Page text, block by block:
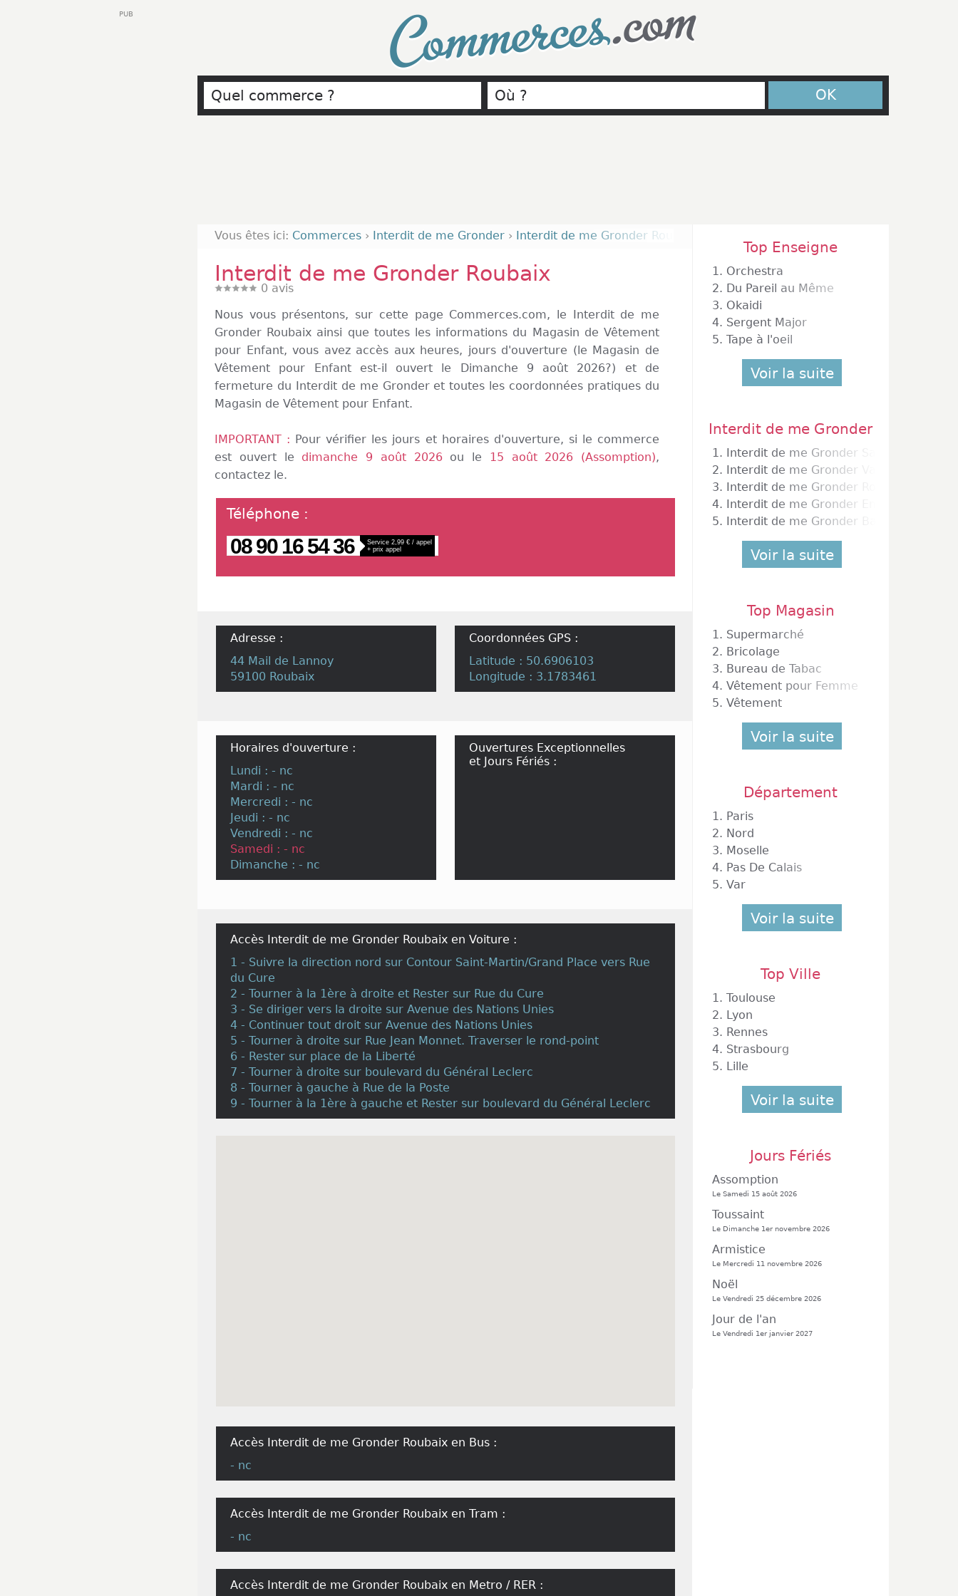
Commerces.com
OK
Vous êtes ici: Commerces › Interdit de me Gronder › Interdit de me Gronder Roubaix
Interdit de me Gronder Roubaix
0 avis
Nous vous présentons, sur cette page Commerces.com, le Interdit de me
Gronder Roubaix ainsi que toutes les informations du Magasin de Vêtement
pour Enfant, vous avez accès aux heures, jours d'ouverture (le Magasin de
Vêtement pour Enfant est-il ouvert le Dimanche 9 août 2026?) et de
fermeture du Interdit de me Gronder et toutes les coordonnées pratiques du
Magasin de Vêtement pour Enfant.
IMPORTANT : Pour vérifier les jours et horaires d'ouverture, si le commerce
est ouvert le dimanche 9 août 2026ou le 15 août 2026 (Assomption),
contactez le.
Téléphone :
08 90 16 54 36
Service 2,99 € / appel
+ prix appel
Adresse :
44 Mail de Lannoy
59100 Roubaix
Coordonnées GPS :
Latitude : 50.6906103
Longitude : 3.1783461
Horaires d'ouverture :
Lundi : - nc
Mardi : - nc
Mercredi : - nc
Jeudi : - nc
Vendredi : - nc
Samedi : - nc
Dimanche : - nc
Ouvertures Exceptionnelles
et Jours Fériés :
Accès Interdit de me Gronder Roubaix en Voiture :
1 - Suivre la direction nord sur Contour Saint-Martin/Grand Place vers Rue
du Cure
2 - Tourner à la 1ère à droite et Rester sur Rue du Cure
3 - Se diriger vers la droite sur Avenue des Nations Unies
4 - Continuer tout droit sur Avenue des Nations Unies
5 - Tourner à droite sur Rue Jean Monnet. Traverser le rond-point
6 - Rester sur place de la Liberté
7 - Tourner à droite sur boulevard du Général Leclerc
8 - Tourner à gauche à Rue de la Poste
9 - Tourner à la 1ère à gauche et Rester sur boulevard du Général Leclerc
Accès Interdit de me Gronder Roubaix en Bus :
- nc
Accès Interdit de me Gronder Roubaix en Tram :
- nc
Accès Interdit de me Gronder Roubaix en Metro / RER :
Top Enseigne
1. Orchestra
2. Du Pareil au Même
3. Okaidi
4. Sergent Major
5. Tape à l'oeil
Voir la suite
Interdit de me Gronder
1. Interdit de me Gronder Sanary sur Mer
2. Interdit de me Gronder Vannes
3. Interdit de me Gronder Roubaix
4. Interdit de me Gronder Enghien les
5. Interdit de me Gronder Bandol
Voir la suite
Top Magasin
1. Supermarché
2. Bricolage
3. Bureau de Tabac
4. Vêtement pour Femme
5. Vêtement
Voir la suite
Département
1. Paris
2. Nord
3. Moselle
4. Pas De Calais
5. Var
Voir la suite
Top Ville
1. Toulouse
2. Lyon
3. Rennes
4. Strasbourg
5. Lille
Voir la suite
Jours Fériés
Assomption
Le Samedi 15 août 2026
Toussaint
Le Dimanche 1er novembre 2026
Armistice
Le Mercredi 11 novembre 2026
Noël
Le Vendredi 25 décembre 2026
Jour de l'an
Le Vendredi 1er janvier 2027
PUB